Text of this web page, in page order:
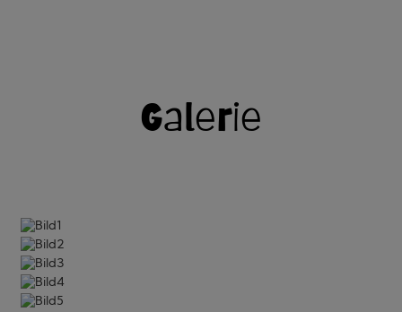
Galerie